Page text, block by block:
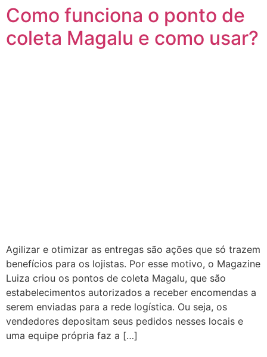
Como funciona o ponto de
coleta Magalu e como usar?
Agilizar e otimizar as entregas são ações que só trazem
benefícios para os lojistas. Por esse motivo, o Magazine
Luiza criou os pontos de coleta Magalu, que são
estabelecimentos autorizados a receber encomendas a
serem enviadas para a rede logística. Ou seja, os
vendedores depositam seus pedidos nesses locais e
uma equipe própria faz a […]